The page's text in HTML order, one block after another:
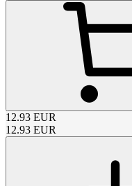
12.93 EUR
12.93 EUR